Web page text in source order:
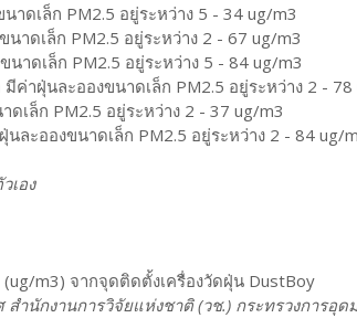
าดเล็ก PM2.5 อยู่ระหว่าง 5 - 34 ug/m3
าดเล็ก PM2.5 อยู่ระหว่าง 2 - 67 ug/m3
นาดเล็ก PM2.5 อยู่ระหว่าง 5 - 84 ug/m3
ค่าฝุ่นละอองขนาดเล็ก PM2.5 อยู่ระหว่าง 2 -
ดเล็ก PM2.5 อยู่ระหว่าง 2 - 37 ug/m3
นละอองขนาดเล็ก PM2.5 อยู่ระหว่าง 2 - 84 ug/
เอง
m3) จากจุดติดตั้งเครื่องวัดฝุ่น DustBoy
ำนักงานการวิจัยแห่งชาติ (วช.) กระทรวงการอุ